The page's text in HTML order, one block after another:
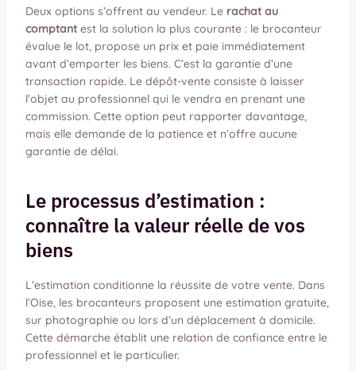
Deux options s’offrent au vendeur. Le rachat au
comptantest la solution la plus courante : le brocanteur
évalue le lot, propose un prix et paie immédiatement
avant d’emporter les biens. C’est la garantie d’une
transaction rapide. Le dépôt-vente consiste à laisser
l’objet au professionnel qui le vendra en prenant une
commission. Cette option peut rapporter davantage,
mais elle demande de la patience et n’offre aucune
garantie de délai.
Le processus d’estimation :
connaître la valeur réelle de vos
biens
L’estimation conditionne la réussite de votre vente. Dans
l’Oise, les brocanteurs proposent une estimation gratuite,
sur photographie ou lors d’un déplacement à domicile.
Cette démarche établit une relation de confiance entre le
professionnel et le particulier.